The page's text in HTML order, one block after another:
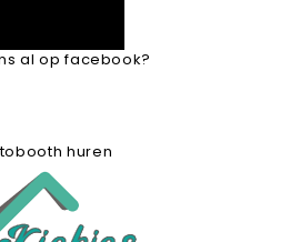
al op facebook?
huren